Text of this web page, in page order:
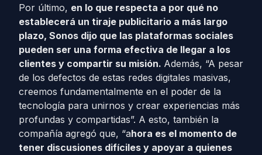
Por último, en lo que respecta a por qué no
establecerá un tiraje publicitario a más largo
plazo, Sonos dijo que las plataformas sociales
pueden ser una forma efectiva de llegar a los
clientes y compartir su misión. Además, “A pesar
de los defectos de estas redes digitales masivas,
creemos fundamentalmente en el poder de la
tecnología para unirnos y crear experiencias más
profundas y compartidas”. A esto, también la
compañía agregó que, “ahora es el momento de
tener discusiones difíciles y apoyar a quienes